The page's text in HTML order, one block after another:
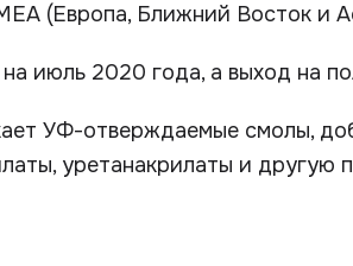
(Европа, Ближний Восток и
июль 2020 года, а выход на
УФ-отверждаемые смолы,
уретанакрилаты и другую